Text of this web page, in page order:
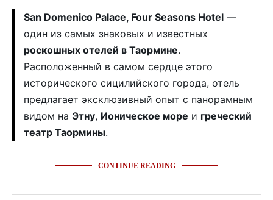
San Domenico Palace, Four Seasons Hotel —
один из самых знаковых и известных
роскошных отелей в Таормине.
Расположенный в самом сердце этого
исторического сицилийского города, отель
предлагает эксклюзивный опыт с панорамным
видом на Этну, Ионическое море и греческий
театр Таормины.
CONTINUE READING